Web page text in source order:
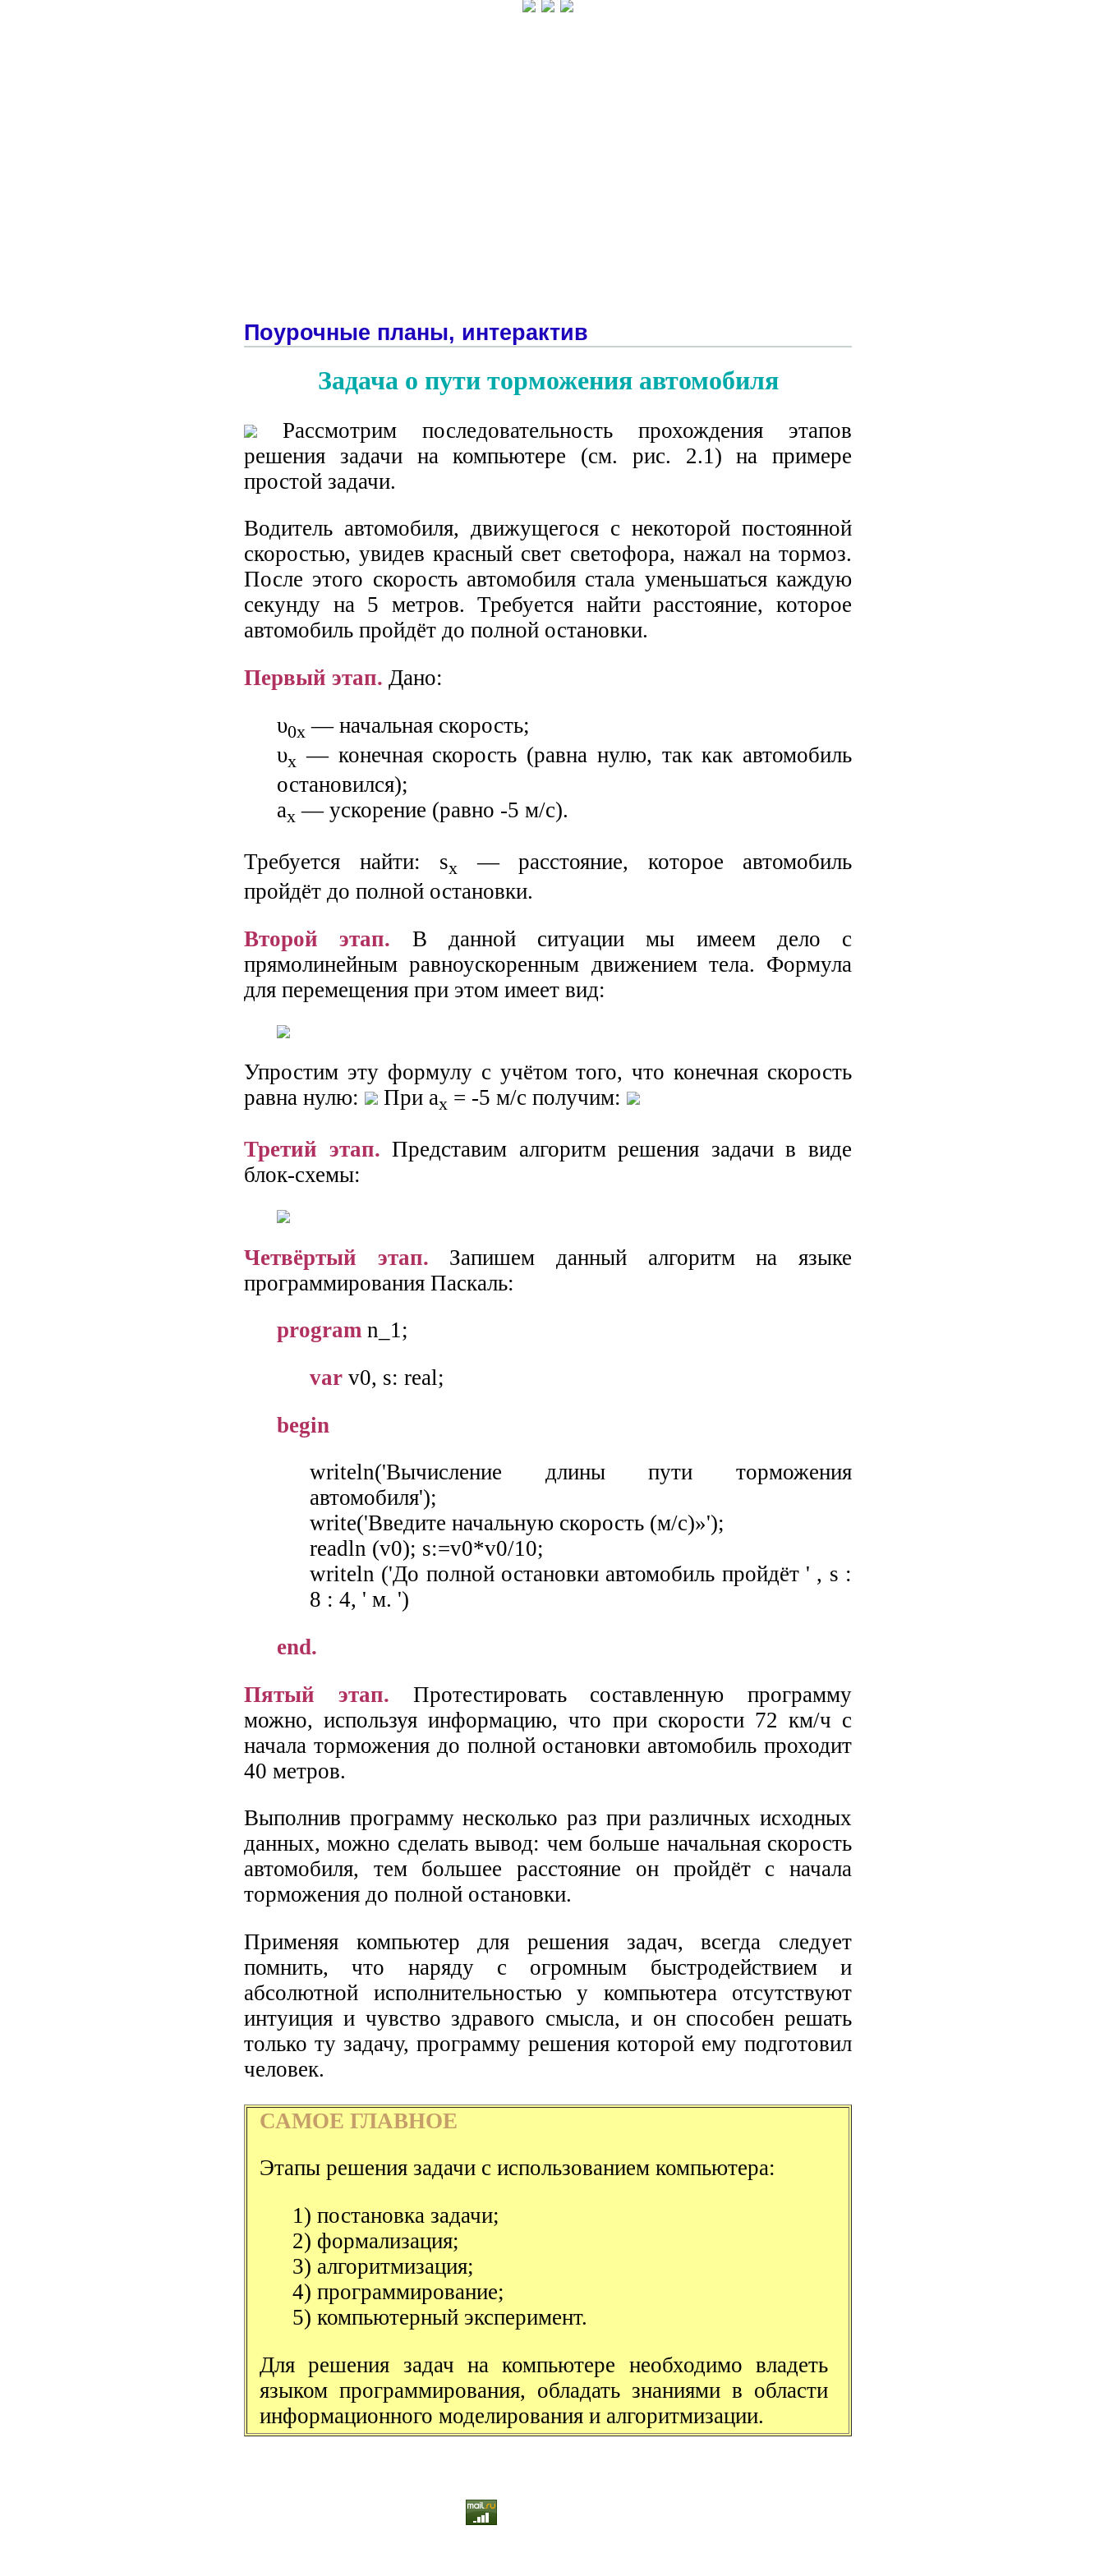
Поурочные планы, интерактив
Задача о пути торможения автомобиля
Рассмотрим последовательность прохождения этапов
решения задачи на компьютере (см. рис. 2.1) на примере
простой задачи.
Водитель автомобиля, движущегося с некоторой постоянной
скоростью, увидев красный свет светофора, нажал на тормоз.
После этого скорость автомобиля стала уменьшаться каждую
секунду на 5 метров. Требуется найти расстояние, которое
автомобиль пройдёт до полной остановки.
Первый этап. Дано:
υ0x — начальная скорость;
υx — конечная скорость (равна нулю, так как автомобиль
остановился);
ах — ускорение (равно -5 м/с).
Требуется найти: sx — расстояние, которое автомобиль
пройдёт до полной остановки.
Второй этап. В данной ситуации мы имеем дело с
прямолинейным равноускоренным движением тела. Формула
для перемещения при этом имеет вид:
Упростим эту формулу с учётом того, что конечная скорость
равна нулю:
При аx = -5 м/с получим:
Третий этап. Представим алгоритм решения задачи в виде
блок-схемы:
Четвёртый этап. Запишем данный алгоритм на языке
программирования Паскаль:
program n_1;
var v0, s: real;
begin
writeln('Вычисление длины пути торможения
автомобиля');
write('Введите начальную скорость (м/с)»');
readln (v0); s:=v0*v0/10;
writeln ('До полной остановки автомобиль пройдёт ' , s :
8 : 4, ' м. ')
end.
Пятый этап. Протестировать составленную программу
можно, используя информацию, что при скорости 72 км/ч с
начала торможения до полной остановки автомобиль проходит
40 метров.
Выполнив программу несколько раз при различных исходных
данных, можно сделать вывод: чем больше начальная скорость
автомобиля, тем большее расстояние он пройдёт с начала
торможения до полной остановки.
Применяя компьютер для решения задач, всегда следует
помнить, что наряду с огромным быстродействием и
абсолютной исполнительностью у компьютера отсутствуют
интуиция и чувство здравого смысла, и он способен решать
только ту задачу, программу решения которой ему подготовил
человек.
САМОЕ ГЛАВНОЕ
Этапы решения задачи с использованием компьютера:
1) постановка задачи;
2) формализация;
3) алгоритмизация;
4) программирование;
5) компьютерный эксперимент.
Для решения задач на компьютере необходимо владеть
языком программирования, обладать знаниями в области
информационного моделирования и алгоритмизации.